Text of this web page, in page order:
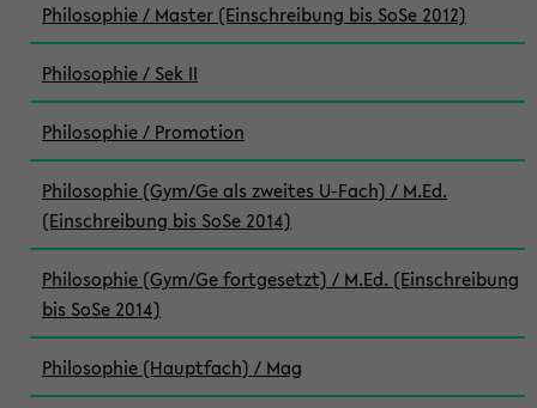
Philosophie / Master (Einschreibung bis SoSe 2012)
Philosophie / Sek II
Philosophie / Promotion
Philosophie (Gym/Ge als zweites U-Fach) / M.Ed.
(Einschreibung bis SoSe 2014)
Philosophie (Gym/Ge fortgesetzt) / M.Ed. (Einschreibung
bis SoSe 2014)
Philosophie (Hauptfach) / Mag